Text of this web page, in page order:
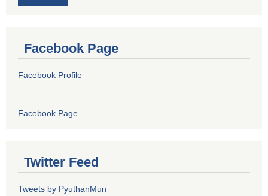
Facebook Page
Facebook Profile
Facebook Page
Twitter Feed
Tweets by PyuthanMun